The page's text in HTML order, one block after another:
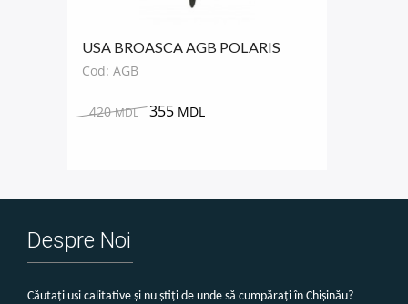
USA BROASCA AGB POLARIS
NEGRU OPAC
Cod: AGB
420MDL 355 MDL
Despre Noi
Căutați uși calitative și nu știți de unde să cumpărați în Chișinău?